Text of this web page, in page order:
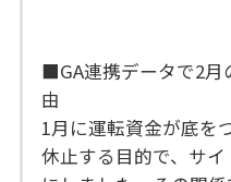
■GA連携データで2月
由
1月に運転資金が底を
休止する目的で、サ